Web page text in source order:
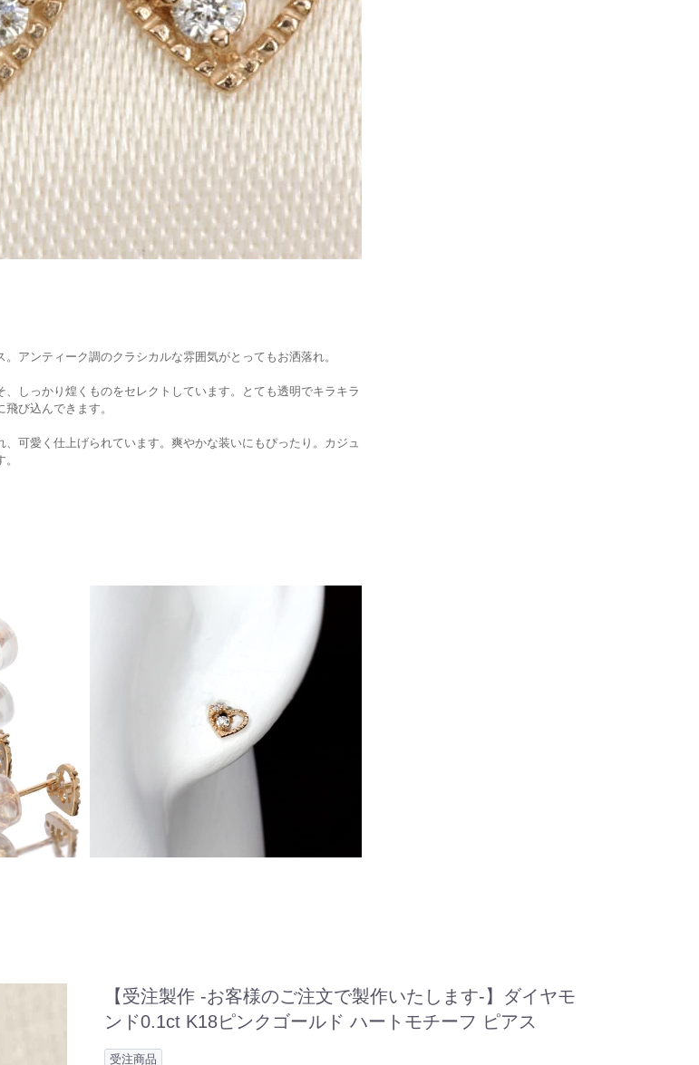
アンティーク調のクラシカルな雰囲気がとってもお洒落れ。
しっかり煌くものをセレクトしています。とても透明でキラキラ
び込んできます。
可愛く仕上げられています。爽やかな装いにもぴったり。カジュ
【受注製作 -お客様のご注文で製作いたします-】ダイヤモ
ンド0.1ct K18ピンクゴールド ハートモチーフ ピアス
受注商品